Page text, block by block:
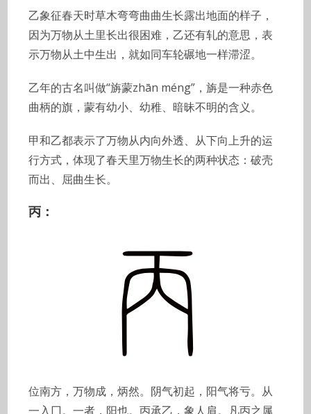
乙象征春天时草木弯弯曲曲生长露出地面的样子，
因为万物从土里长出很困难，乙还有轧的意思，表
示万物从土中生出，就如同车轮碾地一样滞涩。
乙年的古名叫做“旃蒙zhān méng”，旃是一种赤色
曲柄的旗，蒙有幼小、幼稚、暗昧不明的含义。
甲和乙都表示了万物从内向外透、从下向上升的运
行方式，体现了春天里万物生长的两种状态：破壳
而出、屈曲生长。
丙：
位南方，万物成，炳然。阴气初起，阳气将亏。从
一入冂。一者，阳也。丙承乙，象人肩。凡丙之属